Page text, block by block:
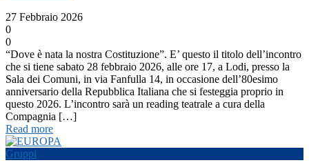
27 Febbraio 2026
0
0
“Dove è nata la nostra Costituzione”. E’ questo il titolo dell’incontro
che si tiene sabato 28 febbraio 2026, alle ore 17, a Lodi, presso la
Sala dei Comuni, in via Fanfulla 14, in occasione dell’80esimo
anniversario della Repubblica Italiana che si festeggia proprio in
questo 2026. L’incontro sarà un reading teatrale a cura della
Compagnia […]
Read more
Gruppi